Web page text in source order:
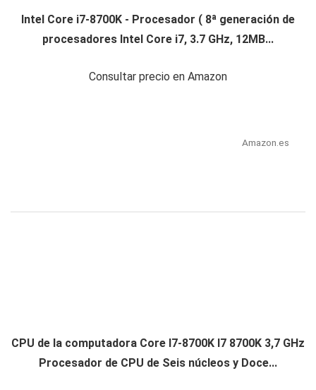
Intel Core i7-8700K - Procesador ( 8ª generación de
procesadores Intel Core i7, 3.7 GHz, 12MB...
Consultar precio en Amazon
Amazon.es
CPU de la computadora Core I7-8700K I7 8700K 3,7 GHz
Procesador de CPU de Seis núcleos y Doce...